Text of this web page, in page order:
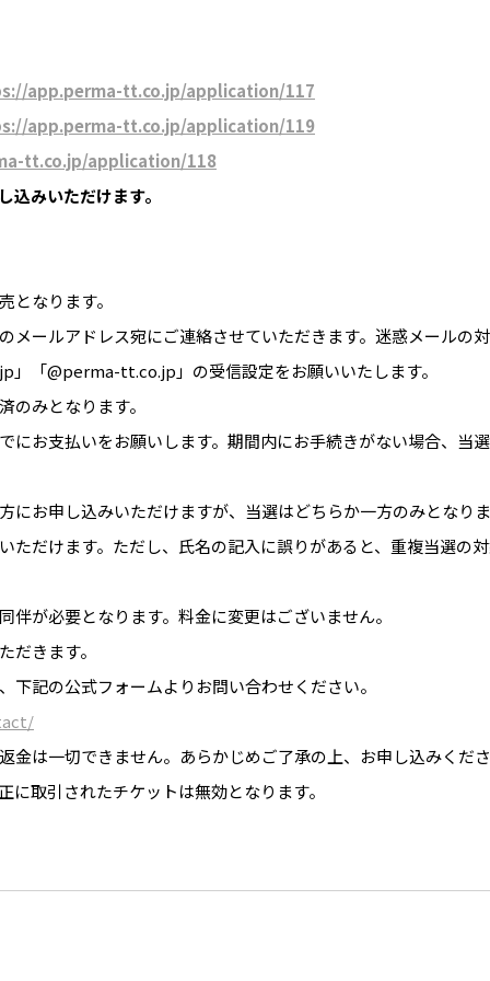
app.perma-tt.co.jp/application/117
app.perma-tt.co.jp/application/119
tt.co.jp/application/118
込みいただけます。
となります。
メールアドレス宛にご連絡させていただきます。迷惑メールの
「@perma-tt.co.jp」の受信設定をお願いいたします。
のみとなります。
にお支払いをお願いします。期間内にお手続きがない場合、当
にお申し込みいただけますが、当選はどちらか一方のみとなり
ただけます。ただし、氏名の記入に誤りがあると、重複当選の
伴が必要となります。料金に変更はございません。
だきます。
下記の公式フォームよりお問い合わせください。
金は一切できません。あらかじめご了承の上、お申し込みくだ
取引されたチケットは無効となります。